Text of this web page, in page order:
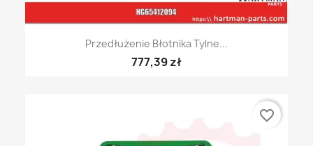
Przedłużenie Błotnika Tylne...
777,39 zł
favorite_border